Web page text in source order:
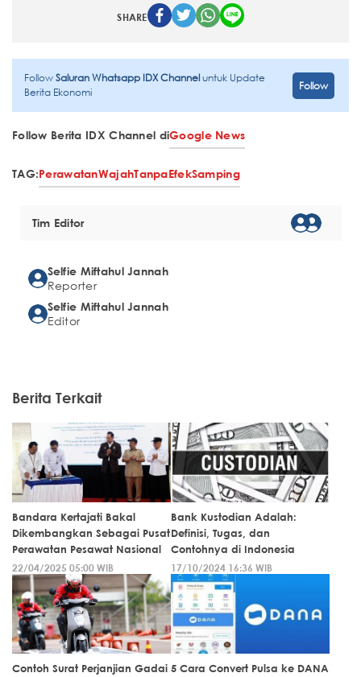
SHARE
FollowSaluran Whatsapp IDX Channeluntuk Update
Berita Ekonomi
Follow
Follow Berita IDX Channel diGoogle News
TAG:PerawatanWajahTanpaEfekSamping
Tim Editor
Selfie Miftahul Jannah
Reporter
Selfie Miftahul Jannah
Editor
Berita Terkait
Bandara Kertajati Bakal
Dikembangkan Sebagai Pusat
Perawatan Pesawat Nasional
22/04/2025 05:00 WIB
Bank Kustodian Adalah:
Definisi, Tugas, dan
Contohnya di Indonesia
17/10/2024 16:36 WIB
Contoh Surat Perjanjian Gadai 5 Cara Convert Pulsa ke DANA